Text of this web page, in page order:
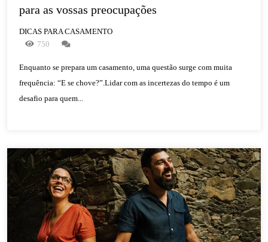
para as vossas preocupações
DICAS PARA CASAMENTO
750
Enquanto se prepara um casamento, uma questão surge com muita
frequência: “E se chove?”.Lidar com as incertezas do tempo é um
desafio para quem...